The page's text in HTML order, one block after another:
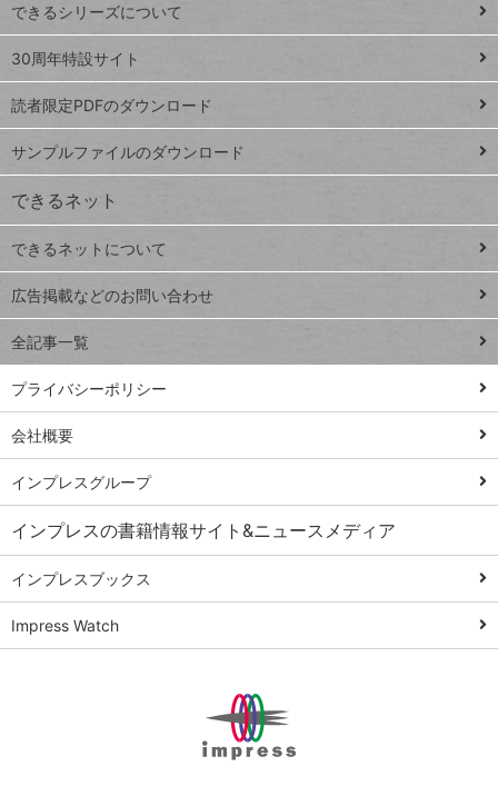
Google
スプレ
ッドシ
ート
iPhone
VLOOKUP
close
閉じ
る
ト
ッ
プ
ペ
ジ
連載
Excel Q&A
トイアンナ流仕
事術
PowerAutomate
ではじめる業務
の完全自動化
AI議事録作成術
Windows 11
Q&A
Teams踏み込み
活用術
Excel講師の仕事
術
できるシリーズについて
30周年特設サイト
読者限定PDFのダウンロード
サンプルファイルのダウンロード
できるネット
できるネットについて
広告掲載などのお問い合わせ
全記事一覧
プライバシーポリシー
会社概要
インプレスグループ
インプレスの書籍情報サイト&ニュースメディア
インプレスブックス
Impress Watch